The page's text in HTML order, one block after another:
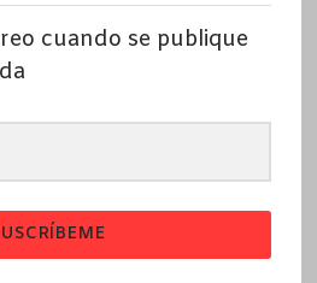
cuando se publique